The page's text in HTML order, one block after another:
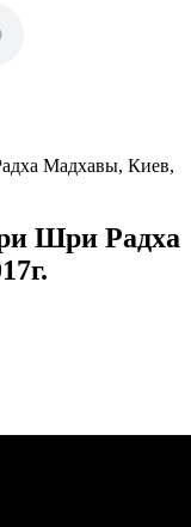
Мадхавы, Киев,
Шри Радха